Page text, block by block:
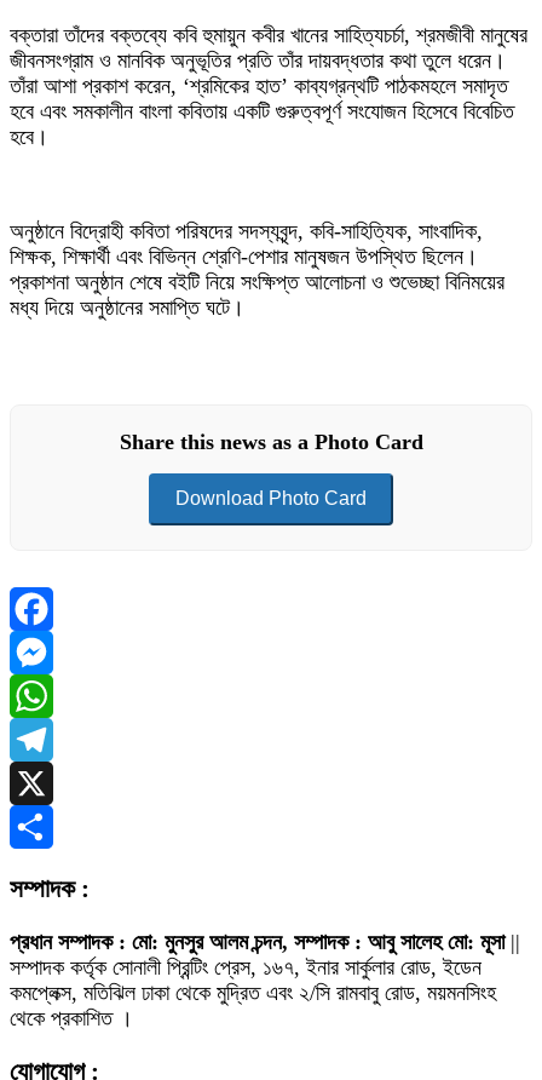
বক্তারা তাঁদের বক্তব্যে কবি হুমায়ুন কবীর খানের সাহিত্যচর্চা, শ্রমজীবী মানুষের
জীবনসংগ্রাম ও মানবিক অনুভূতির প্রতি তাঁর দায়বদ্ধতার কথা তুলে ধরেন।
তাঁরা আশা প্রকাশ করেন, ‘শ্রমিকের হাত’ কাব্যগ্রন্থটি পাঠকমহলে সমাদৃত
হবে এবং সমকালীন বাংলা কবিতায় একটি গুরুত্বপূর্ণ সংযোজন হিসেবে বিবেচিত
হবে।
অনুষ্ঠানে বিদ্রোহী কবিতা পরিষদের সদস্যবৃন্দ, কবি-সাহিত্যিক, সাংবাদিক,
শিক্ষক, শিক্ষার্থী এবং বিভিন্ন শ্রেণি-পেশার মানুষজন উপস্থিত ছিলেন।
প্রকাশনা অনুষ্ঠান শেষে বইটি নিয়ে সংক্ষিপ্ত আলোচনা ও শুভেচ্ছা বিনিময়ের
মধ্য দিয়ে অনুষ্ঠানের সমাপ্তি ঘটে।
Share this news as a Photo Card
Download Photo Card
Facebook
Messenger
WhatsApp
Telegram
X
সম্পাদক :
প্রধান সম্পাদক : মো: মুনসুর আলম চন্দন, সম্পাদক : আবু সালেহ মো: মূসা||
সম্পাদক কর্তৃক সোনালী প্রিন্টিং প্রেস, ১৬৭, ইনার সার্কুলার রোড, ইডেন
কমপ্লেক্স, মতিঝিল ঢাকা থেকে মুদ্রিত এবং ২/সি রামবাবু রোড, ময়মনসিংহ
থেকে প্রকাশিত ।
যোগাযোগ :